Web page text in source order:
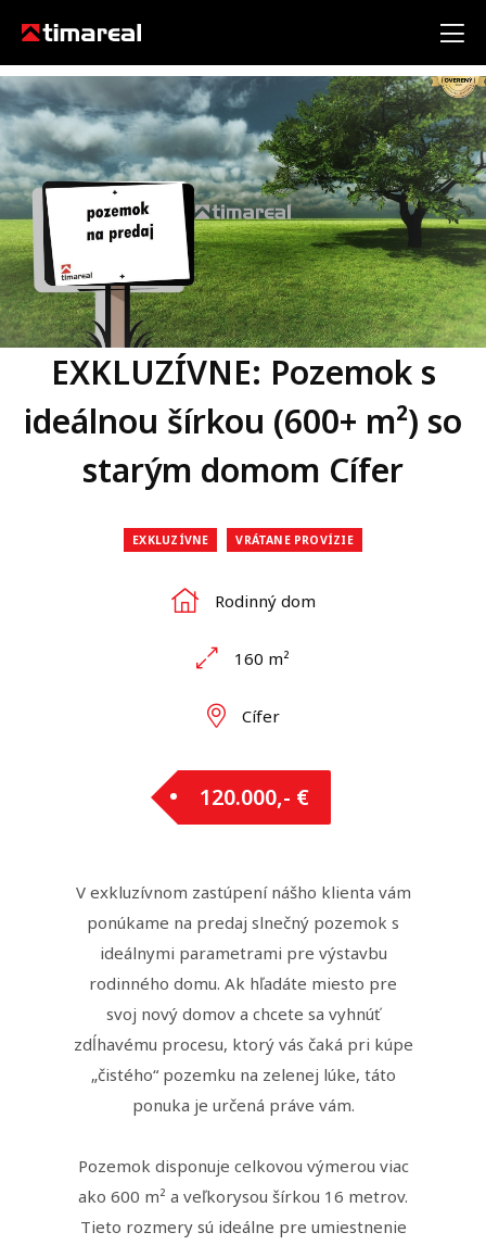
EXKLUZÍVNE: Pozemok s
ideálnou šírkou (600+ m²) so
starým domom Cífer
EXKLUZÍVNE VRÁTANE PROVÍZIE
Rodinný dom
160 m²
Cífer
120.000,- €
V exkluzívnom zastúpení nášho klienta vám
ponúkame na predaj slnečný pozemok s
ideálnymi parametrami pre výstavbu
rodinného domu. Ak hľadáte miesto pre
svoj nový domov a chcete sa vyhnúť
zdĺhavému procesu, ktorý vás čaká pri kúpe
„čistého“ pozemku na zelenej lúke, táto
ponuka je určená práve vám.
Pozemok disponuje celkovou výmerou viac
ako 600 m² a veľkorysou šírkou 16 metrov.
Tieto rozmery sú ideálne pre umiestnenie